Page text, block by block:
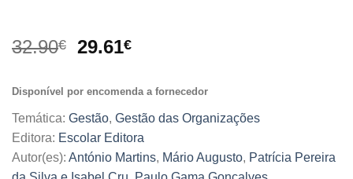
32.90€
O
original
32.90€.
29.61€O
atual
29.61€.
Disponível por encomenda a fornecedor
Temática: Gestão, Gestão das Organizações
Editora: Escolar Editora
Autor(es): António Martins, Mário Augusto, Patrícia Pereira